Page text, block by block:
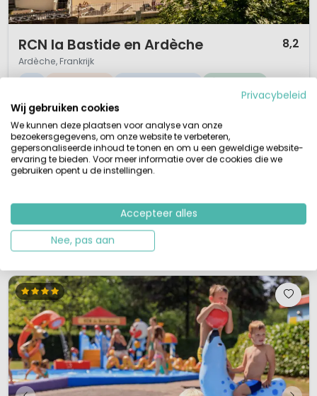
RCN la Bastide en Ardèche 8,2
Ardèche, Frankrijk
Fantastische en kindvriendelijke camping
Fijne vriendelijke en gastvrije sfeer
Kano varen op de Ardèche
Op 12 km van Vallon Pont d'Arc
RCN Camping La Bastide en Ardèche ligt aan de Ardèche met een eigen
zandstrand en dichtbij de beroemde natuurlijke boog Pont d’Arc. Deze 4
geliefd bij gezinnen met kinderen van alle leeftijden. De camping staat in
de top 10 van kindvriendelijke campings. He...
Bekijk details
Privacybeleid
Wij gebruiken cookies
We kunnen deze plaatsen voor analyse van onze
bezoekersgegevens, om onze website te verbeteren,
gepersonaliseerde inhoud te tonen en om u een geweldige website-
ervaring te bieden. Voor meer informatie over de cookies die we
gebruiken opent u de instellingen.
Accepteer alles
Nee, pas aan